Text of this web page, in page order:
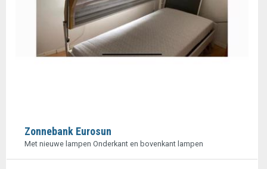
Zonnebank Eurosun
Met nieuwe lampen Onderkant en bovenkant lampen